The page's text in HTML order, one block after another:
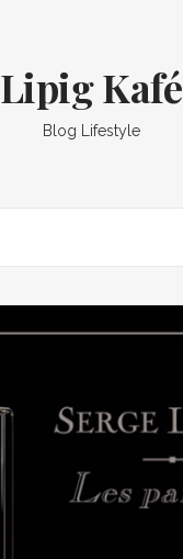
Lipig Kafé
Blog Lifestyle